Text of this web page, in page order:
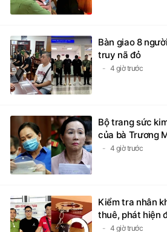
Bàn giao 8
truy nã đỏ
4 giờ trước
Bộ trang sức
của bà Trương
4 giờ trước
Kiểm tra nhân
thuê, phát hiện
4 giờ trước